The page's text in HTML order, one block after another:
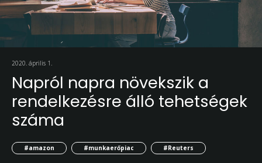
2020. április 1.
Napról napra növekszik a
rendelkezésre álló tehetségek
száma
#amazon #munkaerőpiac #Reuters